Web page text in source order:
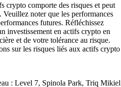
crypto comporte des risques et peut
noter que les performances
futures. Réfléchissez
investissement en actifs crypto en
et de votre tolérance au risque.
sur les risques liés aux actifs crypto
: Level 7, Spinola Park, Triq Mikiel